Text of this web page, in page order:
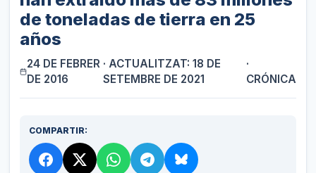
de toneladas de tierra en 25
años
24 DE FEBRER
DE 2016
· ACTUALITZAT: 18 DE
SETEMBRE DE 2021
·
CRÓNICA
COMPARTIR: